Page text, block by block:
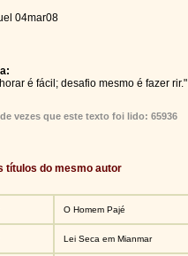
04mar08
é fácil; desafio mesmo é fazer rir."
vezes que este texto foi lido: 65936
títulos do mesmo autor
O Homem Pajé
Lei Seca em Mianmar